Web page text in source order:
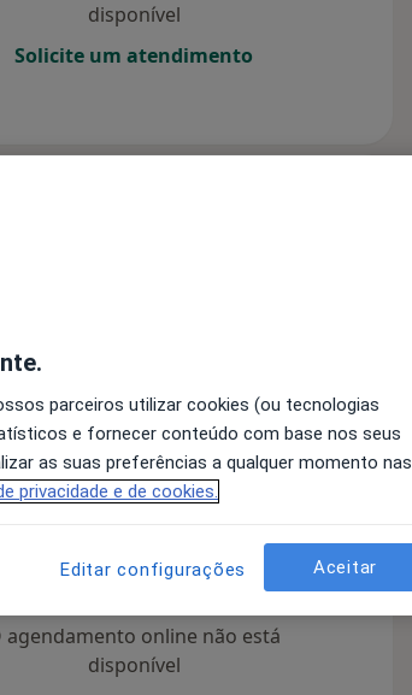
disponível
Solicite um atendimento
Solicite um atendimento
agendamento online não está
disponível
parceiros utilizar cookies (ou tecnologias
e fornecer conteúdo com base nos seus
as suas preferências a qualquer momento nas
privacidade e de cookies.
Editar configurações Aceitar